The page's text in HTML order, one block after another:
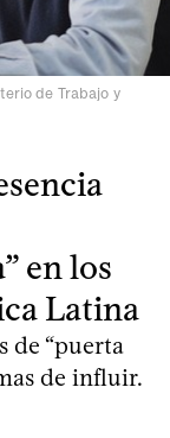
de Trabajo y
en los
Latina
de “puerta
de influir.